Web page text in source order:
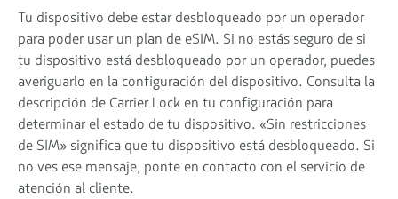
Tu dispositivo debe estar desbloqueado por un operador
para poder usar un plan de eSIM. Si no estás seguro de si
tu dispositivo está desbloqueado por un operador, puedes
averiguarlo en la configuración del dispositivo. Consulta la
descripción de Carrier Lock en tu configuración para
determinar el estado de tu dispositivo. «Sin restricciones
de SIM» significa que tu dispositivo está desbloqueado. Si
no ves ese mensaje, ponte en contacto con el servicio de
atención al cliente.